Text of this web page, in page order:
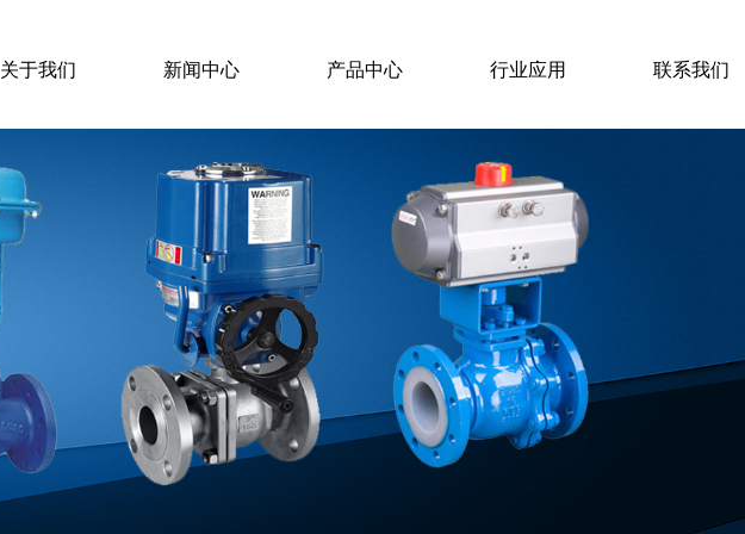
关于我们 新闻中心 产品中心 行业应用 联系我们